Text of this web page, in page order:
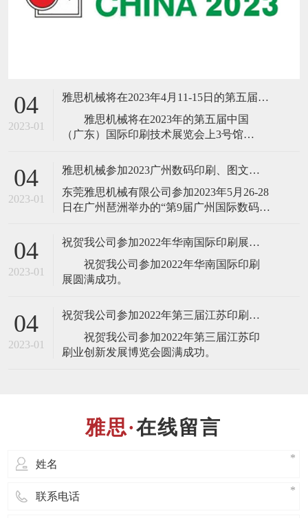
04
2023-01
雅思机械将在2023年4月11-15日的第五届中国(广东)国际印刷技术展览会
雅思机械将在2023年的第五届中国
（广东）国际印刷技术展览会上3号馆
速胶装联动线、高速三面切书机、数码折
配锁一体机、NO SPACE不空格高速全自动
锁线机、高速
04
2023-01
雅思机械参加2023广州数码印刷、图文快印展
​东莞雅思机械有限公司参加2023年5月26-28
日在广州琶洲举办的“第9届广州国际数码印
全自动锁线机，欢迎业界人士莅临雅思机
市雅思机械设备有限公司是一家专业设
计、制造、销售、服务于
04
2023-01
祝贺我公司参加2022年华南国际印刷展圆满成功
祝贺我公司参加2022年华南国际印刷
04
2023-01
祝贺我公司参加2022年第三届江苏印刷业创新发展博览会圆满成功
祝贺我公司参加2022年第三届江苏印
在线留言